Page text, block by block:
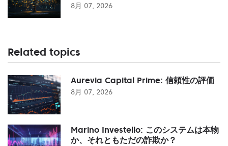
8月 07, 2026
Related topics
Aurevia Capital Prime: 信頼性の評価
8月 07, 2026
Marino Investello: このシステムは本物
か、それともただの詐欺か？